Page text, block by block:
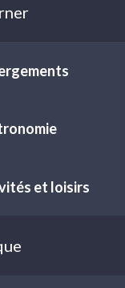
et loisirs
Fort-Médoc